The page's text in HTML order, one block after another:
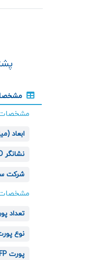
ابعاد
نشانگر LED
شرکت
تعداد
نوع
پورت SFP